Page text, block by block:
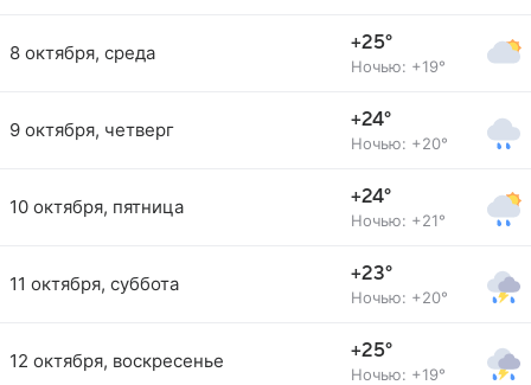
8 октября, среда +25°
Ночью: +19°
9 октября, четверг +24°
Ночью: +20°
10 октября, пятница +24°
Ночью: +21°
11 октября, суббота +23°
Ночью: +20°
12 октября, воскресенье +25°
Ночью: +19°